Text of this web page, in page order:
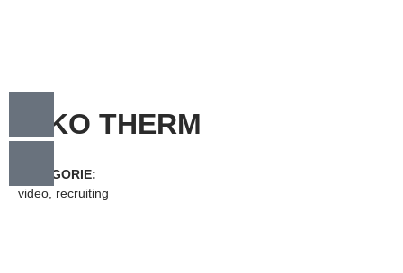
ALKO THERM
KATEGORIE:
video, recruiting